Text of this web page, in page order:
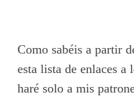
Como sabéis a partir
esta lista de enlaces a
haré solo a mis